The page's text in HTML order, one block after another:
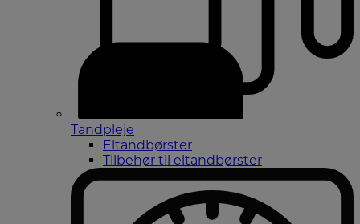
Tandpleje
Eltandbørster
Tilbehør til eltandbørster